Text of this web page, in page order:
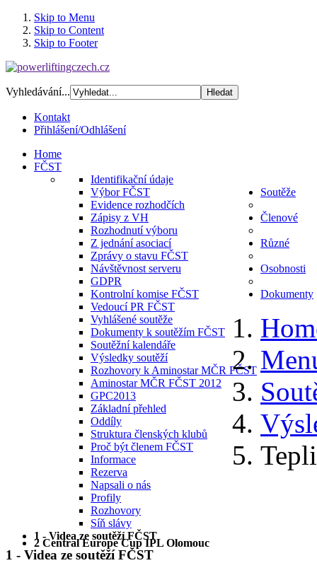
Skip to Menu
Skip to Content
Skip to Footer
Vyhledávání...
Kontakt
Přihlášení/Odhlášení
Home
FČST
Identifikační údaje
Výbor FČST
Evidence rozhodčích
Zápisy z VH
Rozhodnutí výboru
Z jednání asociací
Zprávy o stavu FČST
Návštěvnost serveru
GDPR
Kontrolní komise FČST
Vedoucí PR FČST
Soutěže
Vyhlášené soutěže
Dokumenty k soutěžím FČST
Soutěžní kalendáře
Výsledky soutěží
Rozhovory k Aminostar MČR FČST
Aminostar MČR FČST 2012
GPC2013
Členové
Základní přehled
Oddíly
Struktura členských klubů
Proč být členem FČST
Různé
Informace
Rezerva
Osobnosti
Napsali o nás
Profily
Rozhovory
Síň slávy
Dokumenty
1 - Videa ze soutěží FČST
2 Central Europe Cup IPL Olomouc
1 - Videa ze soutěží FČST